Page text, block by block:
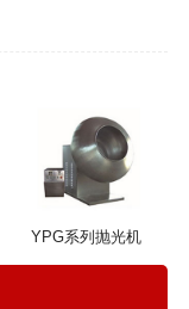
YPG系列抛光机